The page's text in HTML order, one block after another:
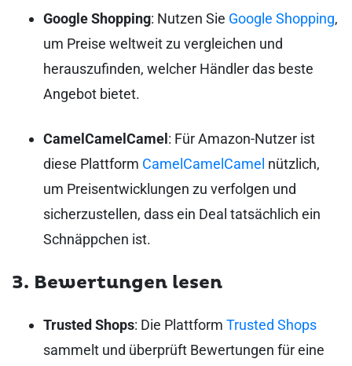
Google Shopping: Nutzen Sie Google Shopping,
um Preise weltweit zu vergleichen und
herauszufinden, welcher Händler das beste
Angebot bietet.
CamelCamelCamel : Für Amazon-Nutzer ist
diese Plattform CamelCamelCamel nützlich,
um Preisentwicklungen zu verfolgen und
sicherzustellen, dass ein Deal tatsächlich ein
Schnäppchen ist.
3. Bewertungen lesen
Trusted Shops: Die Plattform Trusted Shops
sammelt und überprüft Bewertungen für eine